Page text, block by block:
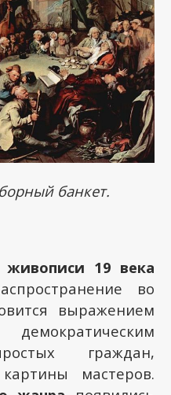
банкет.
19 века
во
выражением
граждан,
мастеров.